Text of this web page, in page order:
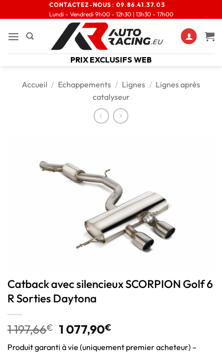
CONTACTEZ-NOUS : 09.86.41.37.03
Lundi - Vendredi 9h00 - 12h30 | 13h30 - 17h00
PRIX EXCLUSIFS WEB
Accueil / Echappements / Lignes / Lignes après
catalyseur
Catback avec silencieux SCORPION Golf 6
R Sorties Daytona
1 197,66€ 1 077,90€
Produit garanti à vie (uniquement premier acheteur) –